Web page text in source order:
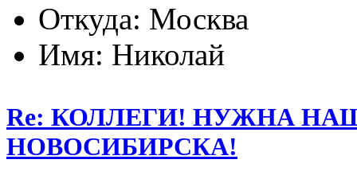
Откуда: Москва
Имя: Николай
Re: КОЛЛЕГИ! НУЖНА
НОВОСИБИРСКА!